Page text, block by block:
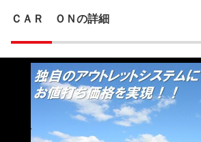
ＣＡＲ ＯＮの詳細